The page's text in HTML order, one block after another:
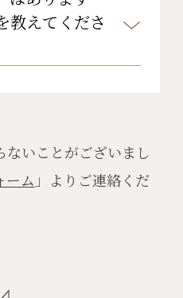
けくださいませ。
教えてくださ
ないことがございまし
ーム 」よりご連絡くだ